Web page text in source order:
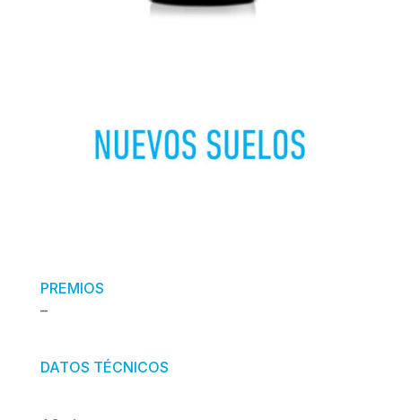
PREMIOS
–
DATOS TÉCNICOS